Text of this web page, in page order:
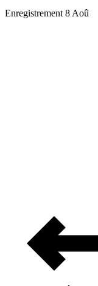
Enregistrement 8 Aoû